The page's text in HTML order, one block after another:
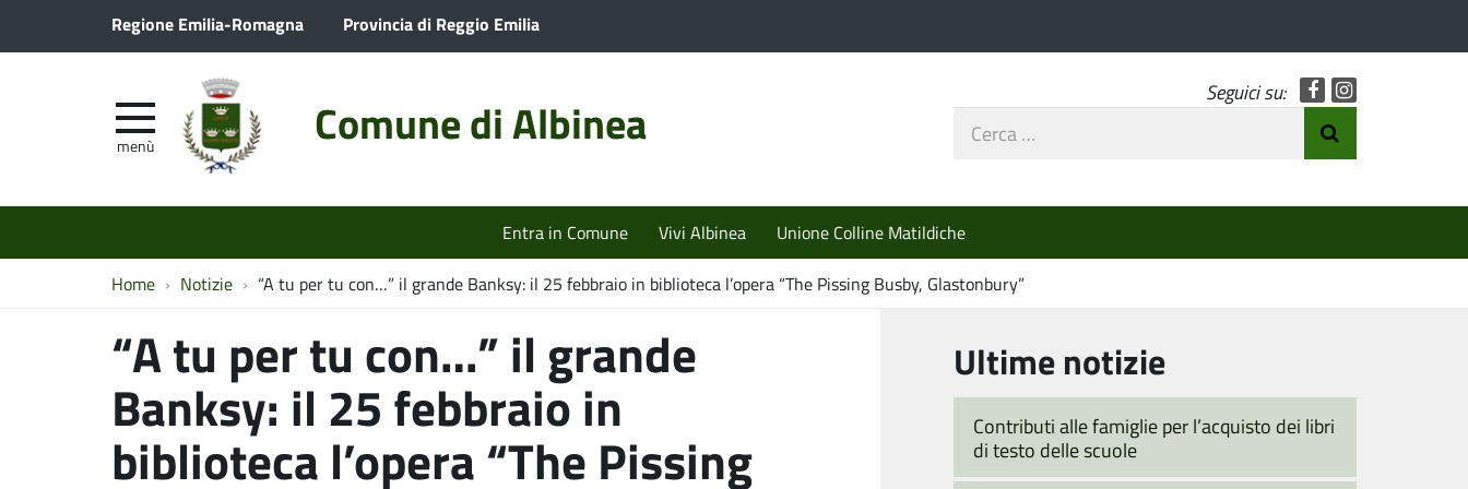
Regione Emilia-Romagna Provincia di Reggio Emilia
Comune di Albinea
menù
Seguici su: Facebook
Cerca
Entra in Comune Vivi Albinea Unione Colline Matildiche
Home Notizie “A tu per tu con…” il grande Banksy: il 25 febbraio in biblioteca l’opera “The Pissing Busby, Glastonbury”
“A tu per tu con…” il grande
Banksy: il 25 febbraio in
biblioteca l’opera “The Pissing
Ultime notizie
Contributi alle famiglie per l’acquisto dei libri
di testo delle scuole